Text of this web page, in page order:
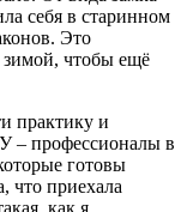
себя в старинном
Это
зимой, чтобы ещё
практику и
– профессионалы в
готовы
что приехала
как я